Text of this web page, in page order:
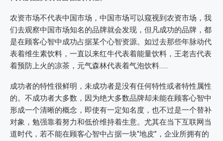
农资市场不代表中国市场，中国市场可以窥视到农资市场，我
们去观察中国市场知名的品牌就会发现，但凡成功的品牌，都
是在顾客心智中成功占据某个心智资源。如过去那些年脉动代
表着维生素饮料，一直以来红牛代表着能量饮料，王老吉代表
着预防上火的凉茶，元气森林代表着气泡饮料……
成功者的特性很鲜明，未成功者是没有任何特性或者特性属性
的。不成功者大多数，因为绝大多数品牌却未能在顾客心智中
形成一个清晰的概念，即使有一定知名度，也不过是一个替补
对象，勉强靠着努力和低价维持着生意。尤其在当下互联网当
道时代，若不能在顾客心智中占据一块“地皮”，企业所拥有的